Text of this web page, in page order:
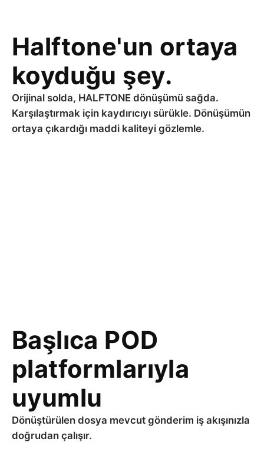
Halftone'un ortaya
koyduğu şey.
Orijinal solda, HALFTONE dönüşümü sağda.
Karşılaştırmak için kaydırıcıyı sürükle. Dönüşümün
ortaya çıkardığı maddi kaliteyi gözlemle.
Başlıca POD
platformlarıyla
uyumlu
Dönüştürülen dosya mevcut gönderim iş akışınızla
doğrudan çalışır.